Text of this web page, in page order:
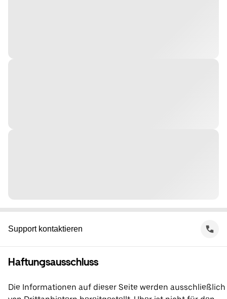
Support kontaktieren
Haftungsausschluss
Die Informationen auf dieser Seite werden ausschließlich